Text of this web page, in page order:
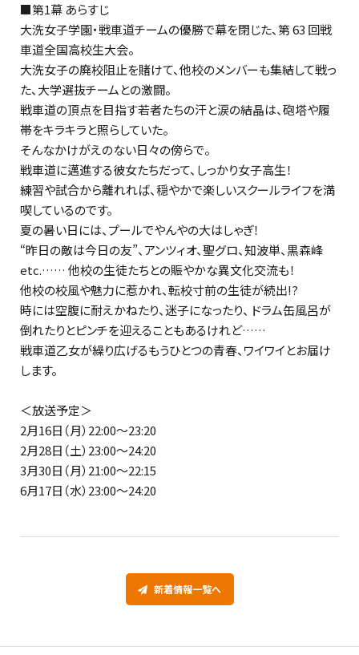
■第1幕 あらすじ
大洗女子学園・戦車道チームの優勝で幕を閉じた、第 63 回戦
車道全国高校生大会。
大洗女子の廃校阻止を賭けて、他校のメンバーも集結して戦っ
た、大学選抜チームとの激闘。
戦車道の頂点を目指す若者たちの汗と涙の結晶は、砲塔や履
帯をキラキラと照らしていた。
そんなかけがえのない日々の傍らで――。
戦車道に邁進する彼女たちだって、しっかり女子高生！
練習や試合から離れれば、穏やかで楽しいスクールライフを満
喫しているのです。
夏の暑い日には、プールでやんやの大はしゃぎ！
“昨日の敵は今日の友”、アンツィオ、聖グロ、知波単、黒森峰
etc.…… 他校の生徒たちとの賑やかな異文化交流も！
他校の校風や魅力に惹かれ、転校寸前の生徒が続出!?
時には空腹に耐えかねたり、迷子になったり、 ドラム缶風呂が
倒れたりとピンチを迎えることもあるけれど……
戦車道乙女が繰り広げるもうひとつの青春、ワイワイとお届け
します。
＜放送予定＞
2月16日（月）22:00～23:20
2月28日（土）23:00～24:20
3月30日（月）21:00～22:15
6月17日（水）23:00～24:20
新着情報一覧へ